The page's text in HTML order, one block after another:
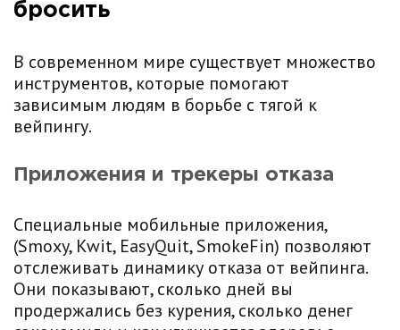
бросить
В современном мире существует множество
инструментов, которые помогают
зависимым людям в борьбе с тягой к
вейпингу.
Приложения и трекеры отказа
Специальные мобильные приложения,
(Smoxy, Kwit, EasyQuit, SmokeFin) позволяют
отслеживать динамику отказа от вейпинга.
Они показывают, сколько дней вы
продержались без курения, сколько денег